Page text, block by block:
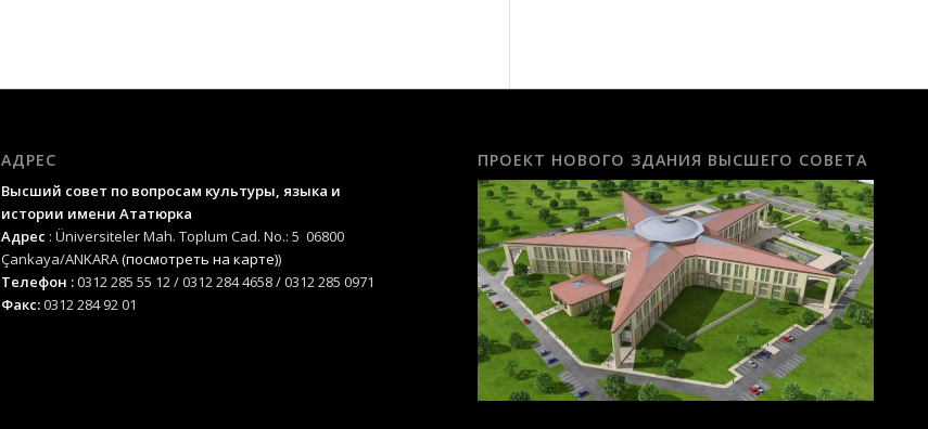
АДРЕС
Высший совет по вопросам культуры, языка и
истории имени Ататюрка
Адрес : Üniversiteler Mah. Toplum Cad. No.: 5 06800
Çankaya/ANKARA(посмотреть на карте))
Телефон :0312 285 55 12 / 0312 284 4658 / 0312 285 0971
Факс:0312 284 92 01
ПРОЕКТ НОВОГО ЗДАНИЯ ВЫСШЕГО СОВЕТА